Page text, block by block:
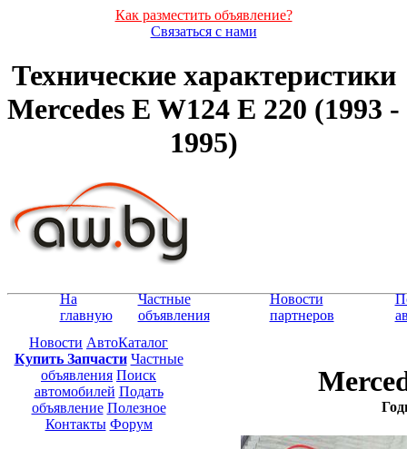
Как разместить объявление?
Связаться с нами
Технические характеристики
Mercedes E W124 E 220 (1993 -
1995)
На
главную
Частные
объявления
Новости
партнеров
Новости АвтоКаталог
Купить Запчасти Частные
объявления Поиск
автомобилей Подать
объявление Полезное
Контакты Форум